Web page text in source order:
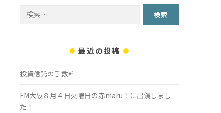
索:
最近の投稿
投資信託の手数料
FM大阪８月４日火曜日の赤maru！に出演しまし
た！